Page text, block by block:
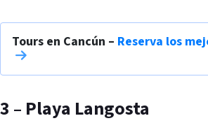
Tours en Cancún – Reserva los
3 – Playa Langosta